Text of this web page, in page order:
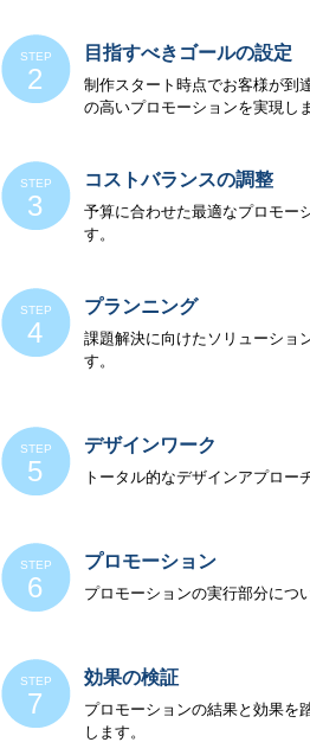
目指すべきゴールの設定
制作スタート時点でお客様が到
の高いプロモーションを実現し
コストバランスの調整
予算に合わせた最適なプロモー
す。
プランニング
課題解決に向けたソリューショ
す。
デザインワーク
トータル的なデザインアプロー
プロモーション
プロモーションの実行部分につ
効果の検証
プロモーションの結果と効果を
します。